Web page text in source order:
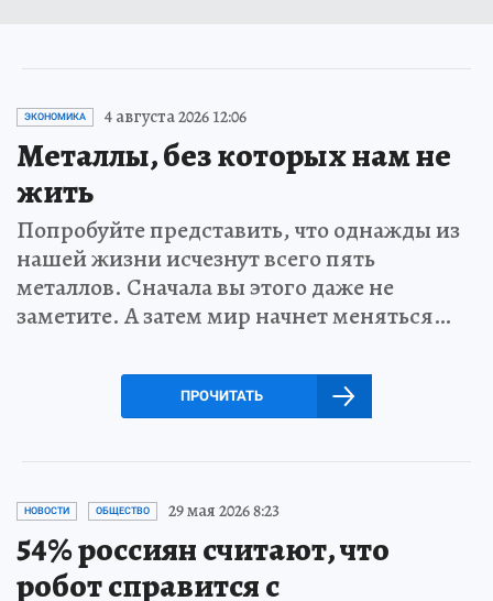
ЭКОНОМИКА 4 августа 2026 12:06
Металлы, без которых нам не
жить
Попробуйте представить, что однажды из
нашей жизни исчезнут всего пять
металлов. Сначала вы этого даже не
заметите. А затем мир начнет меняться…
ПРОЧИТАТЬ
НОВОСТИ ОБЩЕСТВО 29 мая 2026 8:23
54% россиян считают, что
робот справится с